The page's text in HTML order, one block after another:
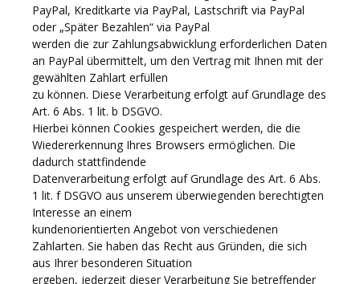
PayPal, Kreditkarte via PayPal, Lastschrift via PayPal
oder „Später Bezahlen“ via PayPal
werden die zur Zahlungsabwicklung erforderlichen Daten
an PayPal übermittelt, um den Vertrag mit Ihnen mit der
gewählten Zahlart erfüllen
zu können. Diese Verarbeitung erfolgt auf Grundlage des
Art. 6 Abs. 1 lit. b DSGVO.
Hierbei können Cookies gespeichert werden, die die
Wiedererkennung Ihres Browsers ermöglichen. Die
dadurch stattfindende
Datenverarbeitung erfolgt auf Grundlage des Art. 6 Abs.
1 lit. f DSGVO aus unserem überwiegenden berechtigten
Interesse an einem
kundenorientierten Angebot von verschiedenen
Zahlarten. Sie haben das Recht aus Gründen, die sich
aus Ihrer besonderen Situation
ergeben, jederzeit dieser Verarbeitung Sie betreffender